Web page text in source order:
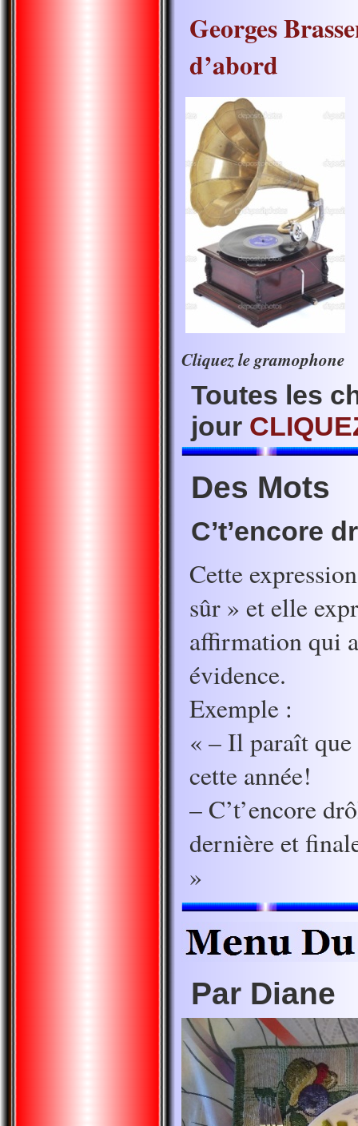
Georges
d’abord
Cliquez le gramophone
Toutes les
jour
Des Mots
C’t’encore
Cette
sûr » et elle
affirmation qui
évidence.
Exemple :
« – Il paraît
cette année!
– C’t’encore
dernière et
»
Par Diane